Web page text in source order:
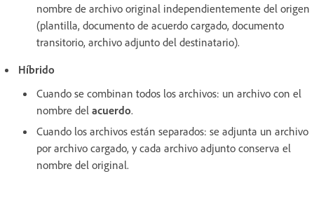
nombre de archivo original independientemente del origen
(plantilla, documento de acuerdo cargado, documento
transitorio, archivo adjunto del destinatario).
Híbrido
Cuando se combinan todos los archivos: un archivo con el
nombre del acuerdo.
Cuando los archivos están separados: se adjunta un archivo
por archivo cargado, y cada archivo adjunto conserva el
nombre del original.